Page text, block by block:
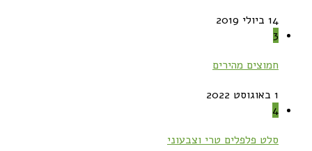
14 ביולי 2019
3
חמוצים מהירים
1 באוגוסט 2022
4
סלט פלפלים טרי וצבעוני